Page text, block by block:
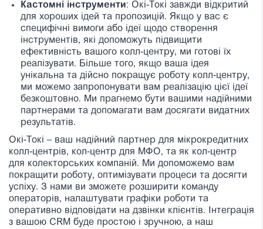
Кастомні інструменти: Окі-Токі завжди відкритий
для хороших ідей та пропозицій. Якщо у вас є
специфічні вимоги або ідеї щодо створення
інструментів, які допоможуть підвищити
ефективність вашого колл-центру, ми готові їх
реалізувати. Більше того, якщо ваша ідея
унікальна та дійсно покращує роботу колл-центру,
ми можемо запропонувати вам реалізацію цієї ідеї
безкоштовно. Ми прагнемо бути вашими надійними
партнерами та допомагати вам досягати видатних
результатів.
Окі-Токі – ваш надійний партнер для мікрокредитних
колл-центрів, кол-центр для МФО, та як кол-центр
для колекторських компаній. Ми допоможемо вам
покращити роботу, оптимізувати процеси та досягти
успіху. З нами ви зможете розширити команду
операторів, налаштувати графіки роботи та
оперативно відповідати на дзвінки клієнтів. Інтеграція
з вашою CRM буде простою і зручною, а наш